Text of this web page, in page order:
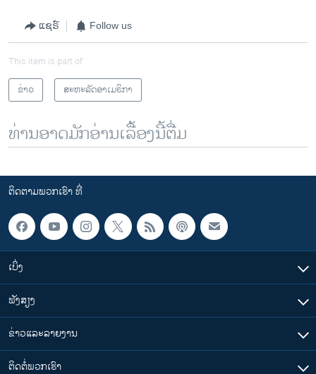
ແຊຣ໌ Follow us
This item is part of
ຂ່າວ
ສະຫະລັດອາເມຣິກາ
ທ່ານອາດມັກອ່ານເລື້ອງນີ້ຕື່ມ
ຕິດຕາມພວກເຮົາ ທີ່
ເບິ່ງ
ຟັງສຽງ
ຂ່າວແລະລາຍງານ
ຕິດຕໍ່ພວກເຮົາ